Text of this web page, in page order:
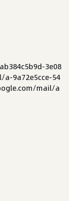
3e08
9a72e5cce-54
mail/a